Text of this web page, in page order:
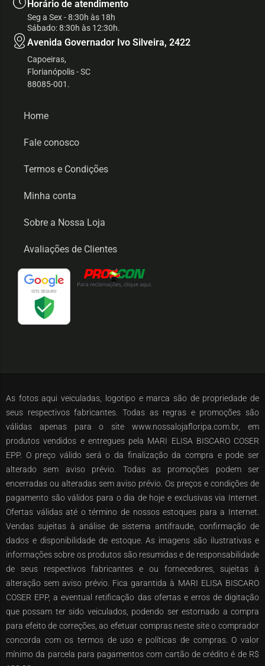
Horário de atendimento
Seg a Sex - 8:30h às 18h
Sábado: 8:30h às 12:30h.
Avenida Governador Ivo Silveira, 2422
Capoeiras,
Florianópolis - SC
88085-001.
Home
Fale conosco
Termos e Condições
Minha conta
Sobre a Nossa Loja
Avaliações de Clientes
As fotos aqui veiculadas, logotipo e marca são de propriedade de
seus respectivos fabricantes. Todas as regras e promoções são
válidas apenas para o site www.nossalojafloripa.com.br, em
produtos vendidos e entregues pela MARI ELISA BISCARO COSER
EPP. O preço válido será o da finalização da compra e pode ser
alterado sem aviso prévio. Todas as promoções podem ser
encerradas ou alteradas sem aviso prévio. Os preços e condições de
pagamento são válidos para o dia de hoje e exclusivas via Internet.
Ofertas válidas até o término de nossos estoques para a Internet.
Vendas sujeitas à análise de sistema antifraude, confirmação de
dados e disponibilidade de estoque. As imagens são ilustrativas e
informações sobre os produtos são resumidas e de responsabilidade
de seus respectivos fabricantes e ou fornecedores, sujeitas à
alteração sem aviso prévio. Fica garantida à MARI ELISA BISCARO
COSER EPP, a eventual retificação das ofertas e erros de digitação
que possam ter sido veiculados, podendo ser estornado a compra
para efeito de correções, ao efetuar compras neste site o comprador
concorda com os termos de uso e políticas de compras. O valor
mínimo da parcela para pagamentos com cartão de crédito é de R$